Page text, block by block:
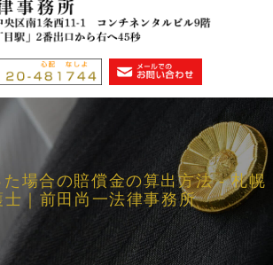
場合の賠償金の算出方法 - 札幌
士｜前田尚一法律事務所